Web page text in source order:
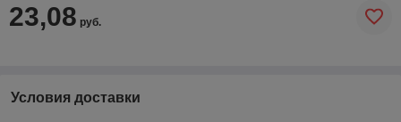
23,08 руб.
Условия доставки